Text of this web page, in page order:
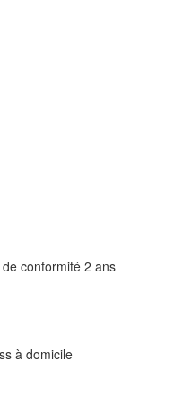
conformité 2 ans
à domicile